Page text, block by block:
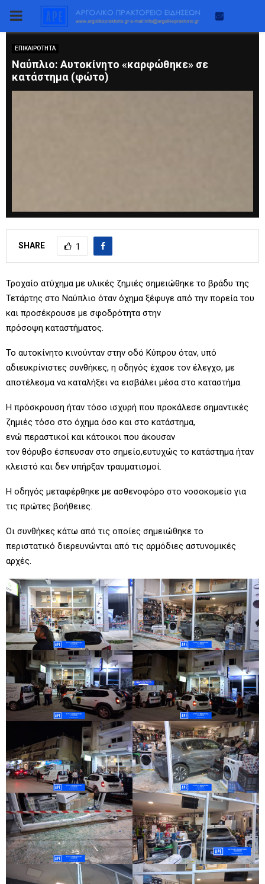
PRIMARY
MENU
ΕΠΙΚΑΙΡΟΤΗΤΑ
Nαύπλιο: Αυτοκίνητο «καρφώθηκε» σε
κατάστημα (φώτο)
SHARE 1
Τροχαίο ατύχημα με υλικές ζημιές σημειώθηκε το βράδυ της
Τετάρτης στο Ναύπλιο όταν όχημα ξέφυγε από την πορεία του
και προσέκρουσε με σφοδρότητα στην
πρόσοψη καταστήματος.
Το αυτοκίνητο κινούνταν στην οδό Κύπρου όταν, υπό
αδιευκρίνιστες συνθήκες, η οδηγός έχασε τον έλεγχο, με
αποτέλεσμα να καταλήξει να εισβάλει μέσα στο καταστήμα.
Η πρόσκρουση ήταν τόσο ισχυρή που προκάλεσε σημαντικές
ζημιές τόσο στο όχημα όσο και στο κατάστημα,
ενώ περαστικοί και κάτοικοι που άκουσαν
τον θόρυβο έσπευσαν στο σημείο,ευτυχώς το κατάστημα ήταν
κλειστό και δεν υπήρξαν τραυματισμοί.
Η οδηγός μεταφέρθηκε με ασθενοφόρο στο νοσοκομείο για
τις πρώτες βοήθειες.
Οι συνθήκες κάτω από τις οποίες σημειώθηκε το
περιστατικό διερευνώνται από τις αρμόδιες αστυνομικές
αρχές.